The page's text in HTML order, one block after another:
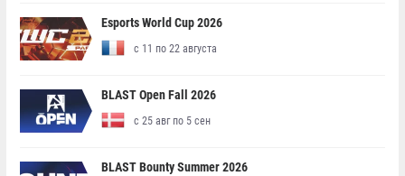
Esports World Cup 2026
с 11 по 22 августа
BLAST Open Fall 2026
с 25 авг по 5 сен
BLAST Bounty Summer 2026